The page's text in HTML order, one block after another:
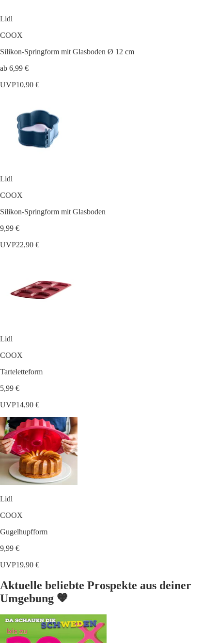
Lidl
COOX
Silikon-Springform mit Glasboden Ø 12 cm
ab 6,99 €
UVP10,90 €
Lidl
COOX
Silikon-Springform mit Glasboden
9,99 €
UVP22,90 €
Lidl
COOX
Tarteletteform
5,99 €
UVP14,90 €
Lidl
COOX
Gugelhupfform
9,99 €
UVP19,90 €
Aktuelle beliebte Prospekte aus deiner
Umgebung 🧡